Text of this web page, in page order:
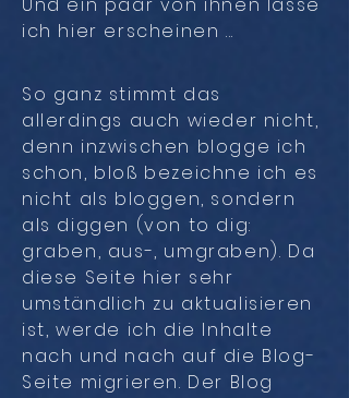
ich hier erscheinen ...
So ganz stimmt das
allerdings auch wieder nicht,
denn inzwischen blogge ich
schon, bloß bezeichne ich es
nicht als bloggen, sondern
als diggen (von to dig:
graben, aus-, umgraben). Da
diese Seite hier sehr
umständlich zu aktualisieren
ist, werde ich die Inhalte
nach und nach auf die Blog-
Seite migrieren. Der Blog